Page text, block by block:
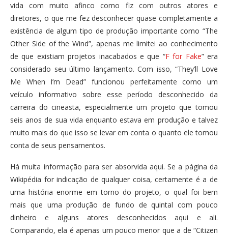
vida com muito afinco como fiz com outros atores e
diretores, o que me fez desconhecer quase completamente a
existência de algum tipo de produção importante como “The
Other Side of the Wind”, apenas me limitei ao conhecimento
de que existiam projetos inacabados e que “F for Fake” era
considerado seu último lançamento. Com isso, “They’ll Love
Me When I’m Dead” funcionou perfeitamente como um
veículo informativo sobre esse período desconhecido da
carreira do cineasta, especialmente um projeto que tomou
seis anos de sua vida enquanto estava em produção e talvez
muito mais do que isso se levar em conta o quanto ele tomou
conta de seus pensamentos.
Há muita informação para ser absorvida aqui. Se a página da
Wikipédia for indicação de qualquer coisa, certamente é a de
uma história enorme em torno do projeto, o qual foi bem
mais que uma produção de fundo de quintal com pouco
dinheiro e alguns atores desconhecidos aqui e ali.
Comparando, ela é apenas um pouco menor que a de “Citizen